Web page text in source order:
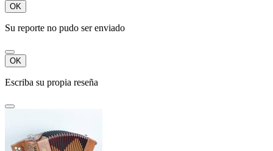
OK
Su reporte no pudo ser enviado
OK
Escriba su propia reseña